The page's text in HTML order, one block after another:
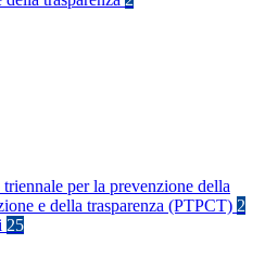
triennale per la prevenzione della
e della trasparenza (PTPCT) 2
25